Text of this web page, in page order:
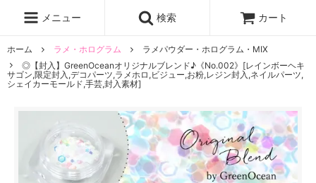
メニュー 検索 カート
ホーム ラメ・ホログラム
ラメパウダー・ホログラム・MIX
◎【封入】GreenOceanオリジナルブレンド♪《No.002》[レインボーヘキ
サゴン,限定封入,デコパーツ,ラメホロ,ビジュー,お粉,レジン封入,ネイルパーツ,
シェイカーモールド,手芸,封入素材]